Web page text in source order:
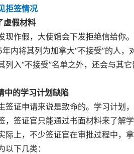
签情况
虚假材料
作假，大使馆会下发拒绝信给你
内将其列为加拿大“不接受”的人
列入“不接受”名单之外，还会与其
的学习计划缺陷
证申请来说是致命的。学习计划
，签证官只能通过书面材料来了解
际上，不少签证官在审批过程中，
以下几类：